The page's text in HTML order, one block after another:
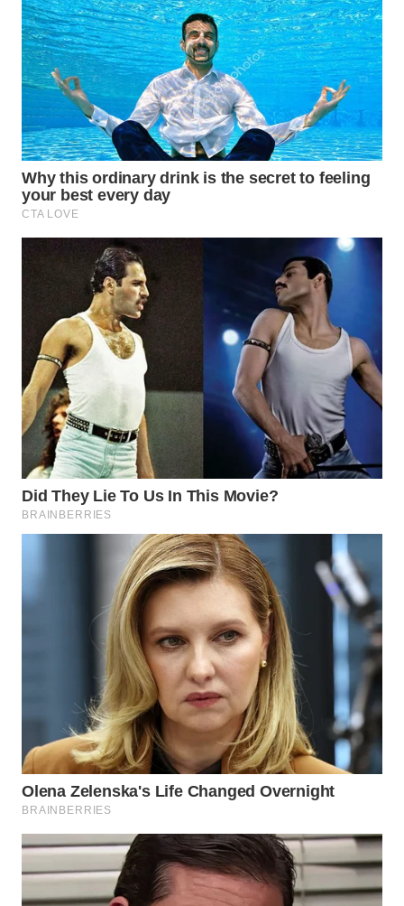
WN
LABUHANBATU
WN
TAPANULI
TENGAH
WN DELI
SERDANG
TEBING
WN
PAKPAK
WN
KARAWANG
WN
BEKASI
WN
UTARA
WN
SAMOSIR
PADANG
LAWAS